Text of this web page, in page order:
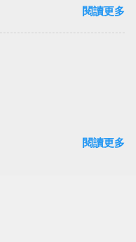
閱讀更多
閱讀更多